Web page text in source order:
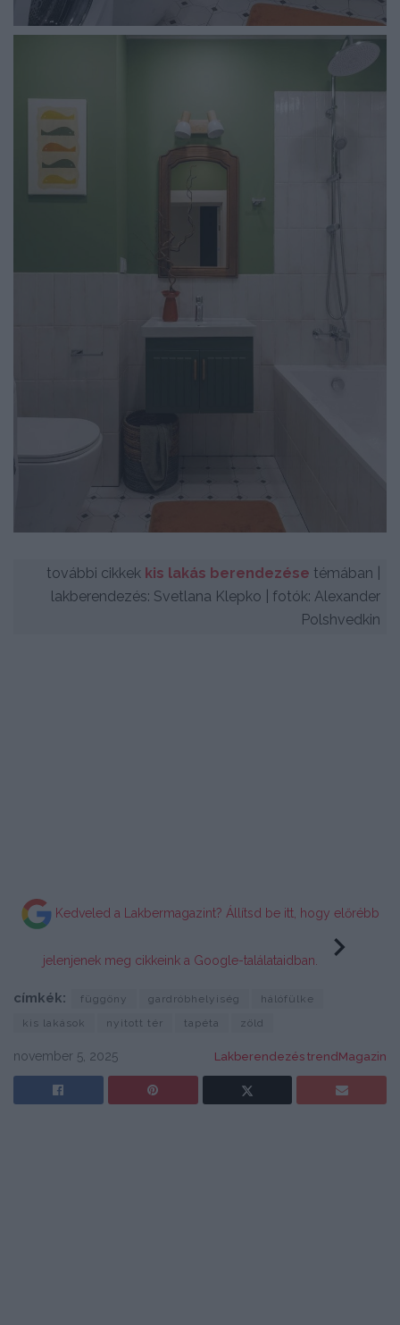
további cikkek kis lakás berendezése témában |
lakberendezés: Svetlana Klepko | fotók: Alexander
Polshvedkin
Kedveled a Lakbermagazint? Állítsd be itt, hogy előrébb
jelenjenek meg cikkeink a Google-találataidban.
címkék: függöny gardróbhelyiség
hálófülke
kis lakások
nyitott tér tapéta zöld
november 5, 2025 Lakberendezés trendMagazin